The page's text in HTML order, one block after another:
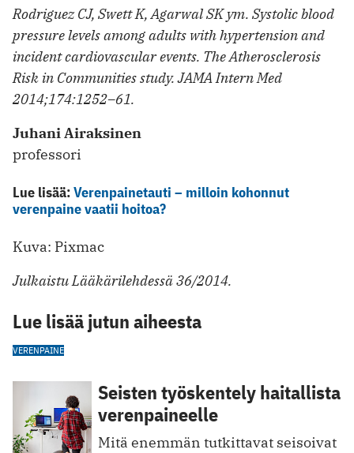
Rodriguez CJ, Swett K, Agarwal SK ym. Systolic blood
pressure levels among adults with hypertension and
incident cardiovascular events. The Atherosclerosis
Risk in Communities study. JAMA Intern Med
2014;174:1252–61.
Juhani Airaksinen
professori
Lue lisää:Verenpainetauti – milloin kohonnut
verenpaine vaatii hoitoa?
Kuva: Pixmac
Julkaistu Lääkärilehdessä 36/2014.
Lue lisää jutun aiheesta
VERENPAINE
Seisten työskentely haitallista
verenpaineelle
Mitä enemmän tutkittavat seisoivat